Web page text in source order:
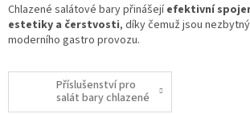
Chlazené salátové bary přinášejíefektivní
estetiky a čerstvosti, díky čemuž jsou
moderního gastro provozu.
Příslušenství pro
salát bary chlazené